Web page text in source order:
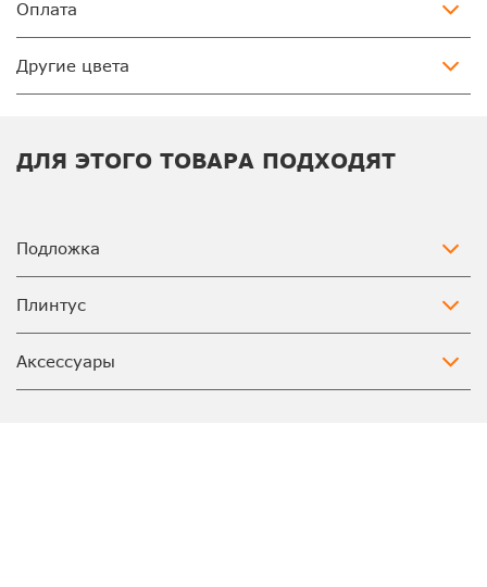
Оплата
Другие цвета
ДЛЯ ЭТОГО ТОВАРА ПОДХОДЯТ
Подложка
Плинтус
Аксессуары